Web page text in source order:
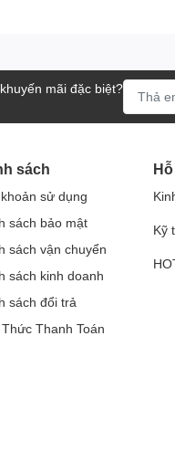
mãi đặc biệt?
sách
sử dụng
sách bảo mật
sách vận chuyển
sách kinh doanh
sách đổi trả
Thanh Toán
Kỹ